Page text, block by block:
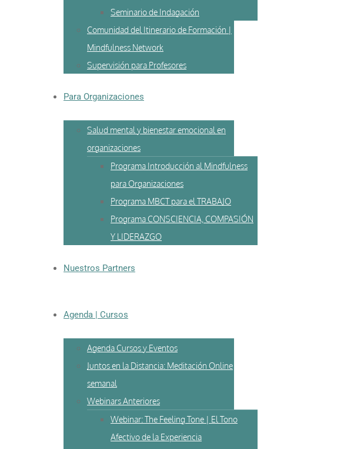
Seminario de Indagación
Comunidad del Itinerario de Formación |
Mindfulness Network
Supervisión para Profesores
Para Organizaciones
Salud mental y bienestar emocional en
organizaciones
Programa Introducción al Mindfulness
para Organizaciones
Programa MBCT para el TRABAJO
Programa CONSCIENCIA, COMPASIÓN
Y LIDERAZGO
Nuestros Partners
Agenda | Cursos
Agenda Cursos y Eventos
Juntos en la Distancia: Meditación Online
semanal
Webinars Anteriores
Webinar: The Feeling Tone | El Tono
Afectivo de la Experiencia